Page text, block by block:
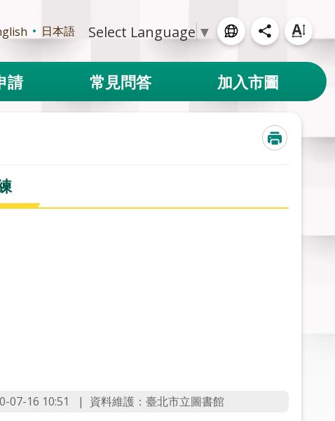
日本語 Select Language ▼
請 常見問答 加入市圖
07-16 10:51 資料維護：臺北市立圖書館